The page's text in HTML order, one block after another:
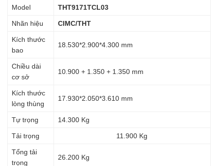
Model THT9171TCL03
Nhãn hiệu CIMC/THT
Kích thước
bao
18.530*2.900*4.300 mm
Chiều dài
cơ sở
10.900 + 1.350 + 1.350 mm
Kích thước
lòng thùng
17.930*2.050*3.610 mm
Tự trọng 14.300 Kg
Tải trọng 11.900 Kg
Tổng tải
trọng
26.200 Kg